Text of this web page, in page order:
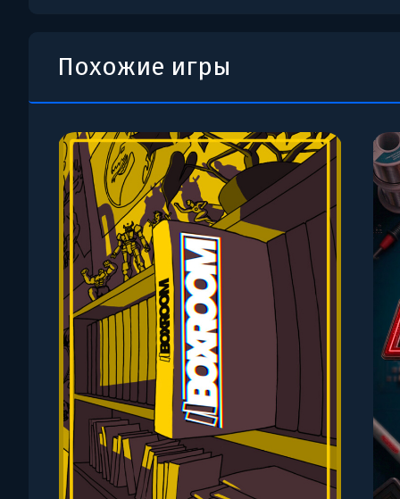
Похожие игры